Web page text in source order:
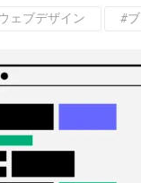
ェブデザイン #